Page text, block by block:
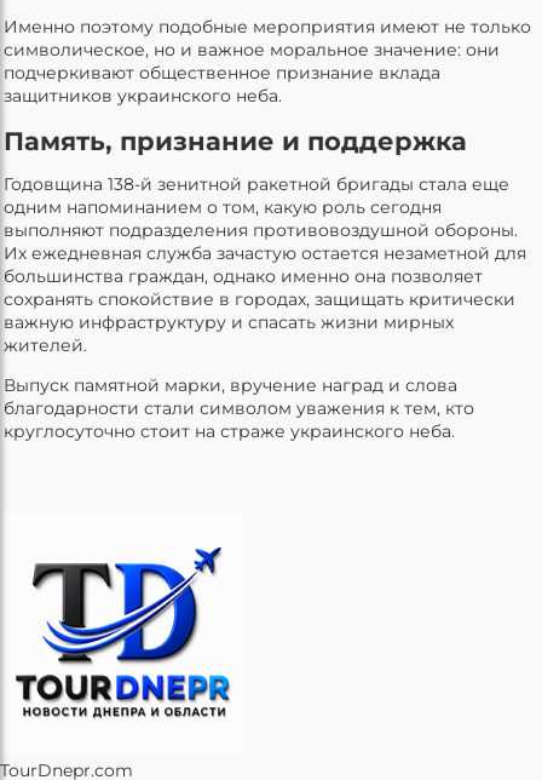
Именно поэтому подобные мероприятия имеют не только
символическое, но и важное моральное значение: они
подчеркивают общественное признание вклада
защитников украинского неба.
Память, признание и поддержка
Годовщина 138-й зенитной ракетной бригады стала еще
одним напоминанием о том, какую роль сегодня
выполняют подразделения противовоздушной обороны.
Их ежедневная служба зачастую остается незаметной для
большинства граждан, однако именно она позволяет
сохранять спокойствие в городах, защищать критически
важную инфраструктуру и спасать жизни мирных
жителей.
Выпуск памятной марки, вручение наград и слова
благодарности стали символом уважения к тем, кто
круглосуточно стоит на страже украинского неба.
TourDnepr.com